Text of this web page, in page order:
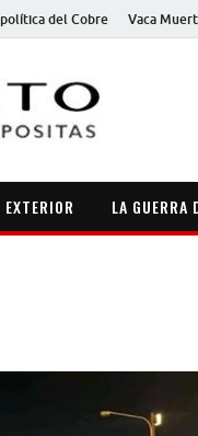
del Cobre Vaca
EXTERIOR LA GUERRA